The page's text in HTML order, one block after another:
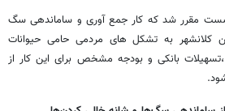
مقرر شد که کار جمع آوری و ساماندهی سگ
کلانشهر به تشکل های مردمی حامی حیوانات
بانکی و بودجه مشخص برای این کار از